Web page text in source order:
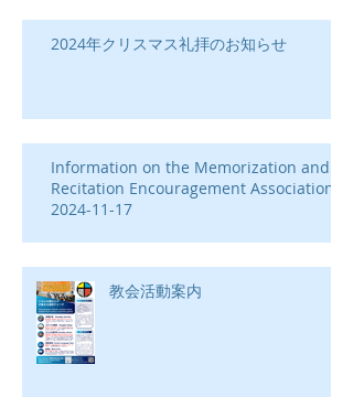
2024年クリスマス礼拝のお知らせ
Information on the Memorization and
Recitation Encouragement Association-
2024-11-17
教会活動案内